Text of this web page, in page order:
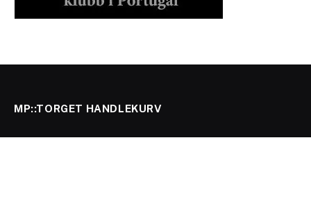
MP::TORGET HANDLEKURV